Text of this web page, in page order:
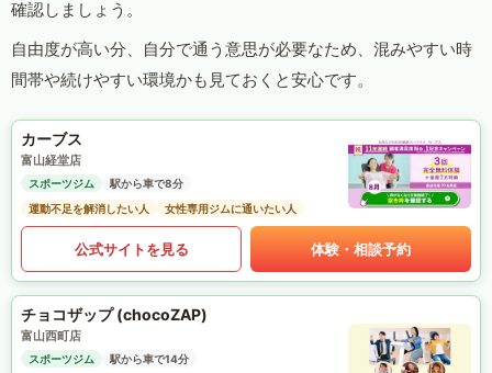
確認しましょう。
自由度が高い分、自分で通う意思が必要なため、混みやすい時
間帯や続けやすい環境かも見ておくと安心です。
カーブス
富山経堂店
スポーツジム
駅から車で8分
運動不足を解消したい人
女性専用ジムに通いたい人
公式サイトを見る 体験・相談予約
チョコザップ (chocoZAP)
富山西町店
スポーツジム
駅から車で14分